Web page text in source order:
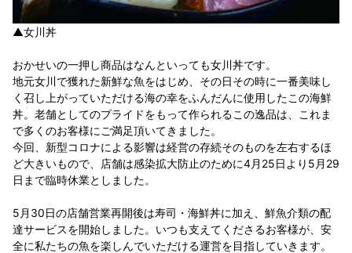
▲女川丼
おかせいの一押し商品はなんといっても女川丼です。
地元女川で獲れた新鮮な魚をはじめ、その日その時に一番美味し
く召し上がっていただける海の幸をふんだんに使用したこの海鮮
丼。老舗としてのプライドをもって作られるこの逸品は、これま
で多くのお客様にご満足頂いてきました。
今回、新型コロナによる影響は経営の存続そのものを左右するほ
ど大きいもので、店舗は感染拡大防止のために4月25日より5月29
日まで臨時休業としました。
5月30日の店舗営業再開後は寿司・海鮮丼に加え、鮮魚介類の配
達サービスを開始しました。いつも支えてくださるお客様が、安
全に私たちの魚を楽しんでいただける運営を目指していきます。